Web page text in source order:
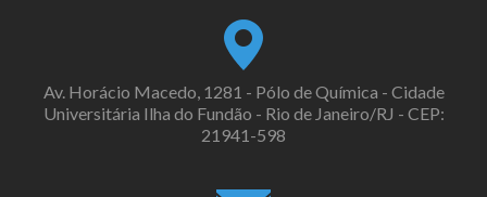
Av. Horácio Macedo, 1281 - Pólo de Química - Cidade
Universitária Ilha do Fundão - Rio de Janeiro/RJ - CEP:
21941-598